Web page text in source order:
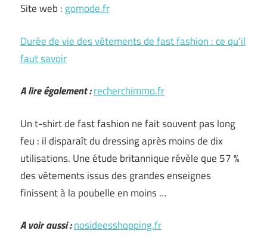
Site web : gomode.fr
Durée de vie des vêtements de fast fashion : ce qu’il
faut savoir
A lire également :recherchimmo.fr
Un t-shirt de fast fashion ne fait souvent pas long
feu : il disparaît du dressing après moins de dix
utilisations. Une étude britannique révèle que 57 %
des vêtements issus des grandes enseignes
finissent à la poubelle en moins …
A voir aussi :nosideesshopping.fr